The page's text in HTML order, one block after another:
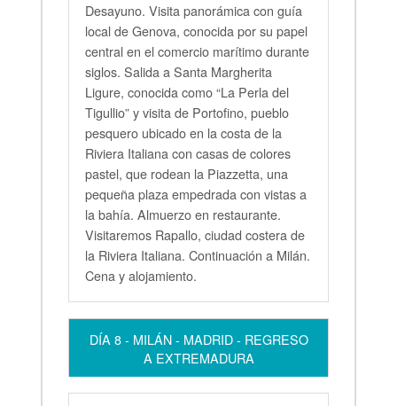
Desayuno. Visita panorámica con guía
local de Genova, conocida por su papel
central en el comercio marítimo durante
siglos. Salida a Santa Margherita
Ligure, conocida como “La Perla del
Tigullio” y visita de Portofino, pueblo
pesquero ubicado en la costa de la
Riviera Italiana con casas de colores
pastel, que rodean la Piazzetta, una
pequeña plaza empedrada con vistas a
la bahía. Almuerzo en restaurante.
Visitaremos Rapallo, ciudad costera de
la Riviera Italiana. Continuación a Milán.
Cena y alojamiento.
DÍA 8 - MILÁN - MADRID - REGRESO
A EXTREMADURA